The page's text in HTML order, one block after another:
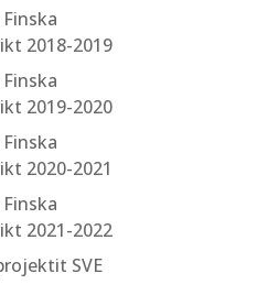
2018-2019
2019-2020
2020-2021
2021-2022
SVE